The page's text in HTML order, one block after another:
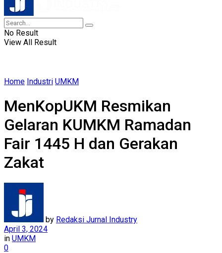
No Result
View All Result
Home Industri UMKM
MenKopUKM Resmikan
Gelaran KUMKM Ramadan
Fair 1445 H dan Gerakan
Zakat
by Redaksi Jurnal Industry
April 3, 2024
in UMKM
0